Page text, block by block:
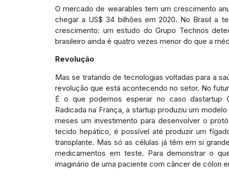
O mercado de wearables tem um crescimento
chegar a US$ 34 bilhões em 2020. No Brasil a
crescimento: um estudo do Grupo Technos
brasileiro ainda é quatro vezes menor do que a
Revolução
Mas se tratando de tecnologias voltadas para a
revolução que está acontecendo no setor. No
É o que podemos esperar no caso dastartup
Radicada na França, a startup produziu um
meses um investimento para desenvolver o
tecido hepático, é possível até produzir um
transplante. Mas só as células já têm em si
medicamentos em teste. Para demonstrar o
imaginário de uma paciente com câncer de cólon